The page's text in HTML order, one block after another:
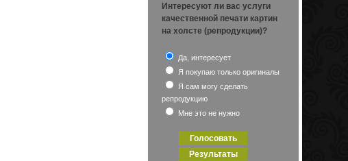
Интересуют ли вас услуги
качественной печати картин
на холсте (репродукции)?
Да, интересует
Я покупаю только оригиналы
Я сам могу сделать
репродукцию
Мне это не нужно